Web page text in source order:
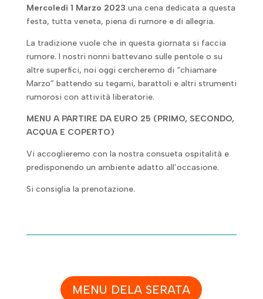
Mercoledì 1 Marzo 2023 una cena dedicata a questa
festa, tutta veneta, piena di rumore e di allegria.
La tradizione vuole che in questa giornata si faccia
rumore. I nostri nonni battevano sulle pentole o su
altre superfici, noi oggi cercheremo di “chiamare
Marzo” battendo su tegami, barattoli e altri strumenti
rumorosi con attività liberatorie.
MENU A PARTIRE DA EURO 25 (PRIMO, SECONDO,
ACQUA E COPERTO)
Vi accoglieremo con la nostra consueta ospitalità e
predisponendo un ambiente adatto all’occasione.
Si consiglia la prenotazione.
MENU DELA SERATA